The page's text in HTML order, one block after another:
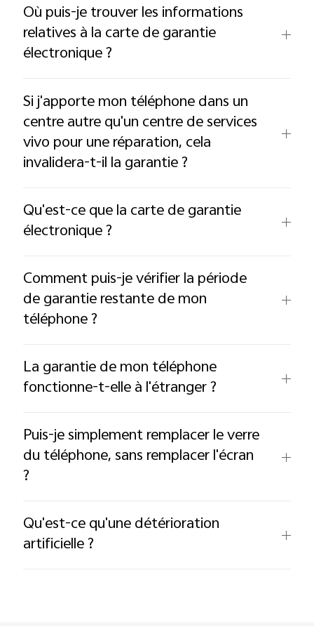
Où puis-je trouver les informations
relatives à la carte de garantie
électronique ?
Si j'apporte mon téléphone dans un
centre autre qu'un centre de services
vivo pour une réparation, cela
invalidera-t-il la garantie ?
Qu'est-ce que la carte de garantie
électronique ?
Comment puis-je vérifier la période
de garantie restante de mon
téléphone ?
La garantie de mon téléphone
fonctionne-t-elle à l'étranger ?
Puis-je simplement remplacer le verre
du téléphone, sans remplacer l'écran
?
Qu'est-ce qu'une détérioration
artificielle ?